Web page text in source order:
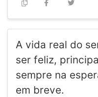
A vida real do
ser feliz,
sempre na
em breve.